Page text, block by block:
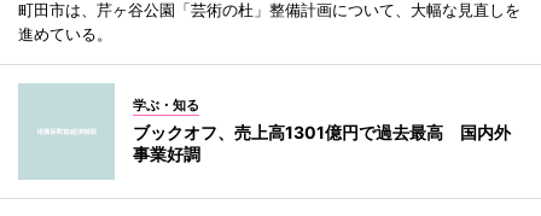
町田市は、芹ヶ谷公園「芸術の杜」整備計画について、大幅な見直しを
進めている。
学ぶ・知る
ブックオフ、売上高1301億円で過去最高 国内外
事業好調